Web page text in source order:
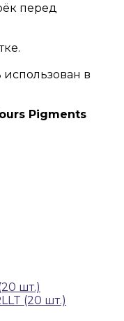
перед
в
Pigments
(20 шт.)